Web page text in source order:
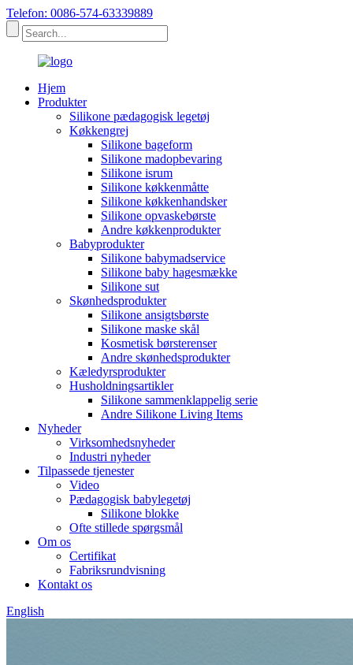
Telefon: 0086-574-63339889
Hjem
Produkter
Silikone pædagogisk legetøj
Køkkengrej
Silikone bageform
Silikone madopbevaring
Silikone isrum
Silikone køkkenmåtte
Silikone køkkenhandsker
Silikone opvaskebørste
Andre køkkenprodukter
Babyprodukter
Silikone babymadservice
Silikone baby hagesmække
Silikone sut
Skønhedsprodukter
Silikone ansigtsbørste
Silikone maske skål
Kosmetisk børsterenser
Andre skønhedsprodukter
Kæledyrsprodukter
Husholdningsartikler
Silikone sammenklappelig serie
Andre Silikone Living Items
Nyheder
Virksomhedsnyheder
Industri nyheder
Tilpassede tjenester
Video
Pædagogisk babylegetøj
Silikone blokke
Ofte stillede spørgsmål
Om os
Certifikat
Fabriksrundvisning
Kontakt os
English